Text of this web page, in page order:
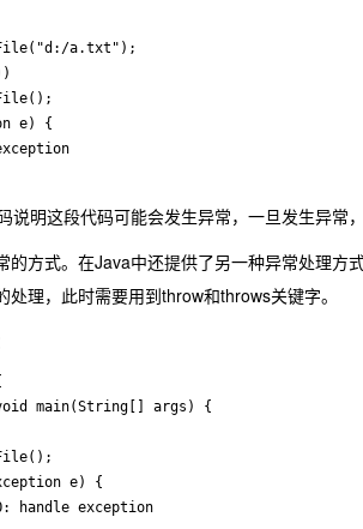
a.txt");
e) {
明这段代码可能会发生异常，一旦发生异常
方式。在Java中还提供了另一种异常处理方
处理，此时需要用到throw和throws关键字。